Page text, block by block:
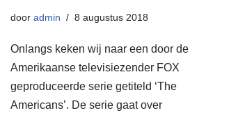
door admin 8 augustus 2018
Onlangs keken wij naar een door de
Amerikaanse televisiezender FOX
geproduceerde serie getiteld ‘The
Americans’. De serie gaat over